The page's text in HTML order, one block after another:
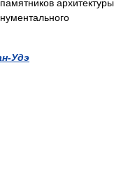
архитектуры
Удэ